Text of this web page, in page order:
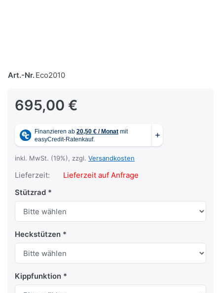
Art.-Nr.Eco2010
695,00 €
inkl. MwSt. (19%), zzgl. Versandkosten
Lieferzeit:
Lieferzeit auf Anfrage
Stützrad
Heckstützen
Kippfunktion